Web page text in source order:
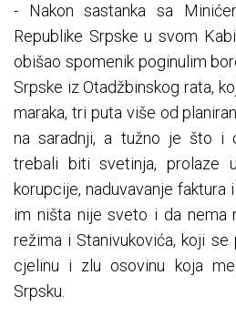
- Nakon sastanka sa
Republike Srpske u svom
obišao spomenik poginulim
Srpske iz Otadžbinskog rata,
maraka, tri puta više od
na saradnji, a tužno je što i
trebali biti svetinja, prolaze
korupcije, naduvavanje faktura
im ništa nije sveto i da nema
režima i Stanivukovića, koji se
cjelinu i zlu osovinu koja
Srpsku.